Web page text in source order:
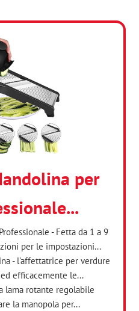
per
- Fetta da 1 a 9
per le impostazioni...
- l'affettatrice per verdure
efficacemente le...
lama rotante regolabile
la manopola per...